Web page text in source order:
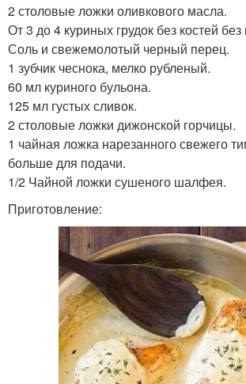
2 столовые ложки оливкового масла.
От 3 до 4 куриных грудок без костей без
Соль и свежемолотый черный перец.
1 зубчик чеснока, мелко рубленый.
60 мл куриного бульона.
125 мл густых сливок.
2 столовые ложки дижонской горчицы.
1 чайная ложка нарезанного свежего
больше для подачи.
1/2 Чайной ложки сушеного шалфея.
Приготовление: